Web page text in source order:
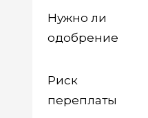
Нужно ли
одобрение
Риск
переплаты